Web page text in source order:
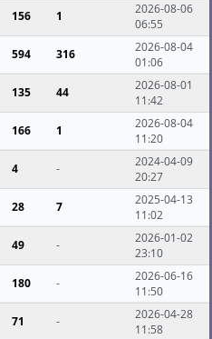
156 1
2026-08-06
06:55
594 316
2026-08-04
01:06
135 44
2026-08-01
11:42
166 1
2026-08-04
11:20
4 -
2024-04-09
20:27
28 7
2025-04-13
11:02
49 -
2026-01-02
23:10
180 -
2026-06-16
11:50
71 -
2026-04-28
11:58